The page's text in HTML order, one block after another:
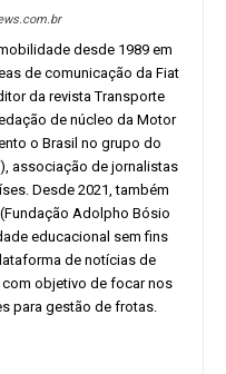
desde 1989 em
de comunicação da Fiat
da revista Transporte
de núcleo da Motor
o Brasil no grupo do
associação de jornalistas
Desde 2021, também
Adolpho Bósio
educacional sem fins
de notícias de
objetivo de focar nos
para gestão de frotas.